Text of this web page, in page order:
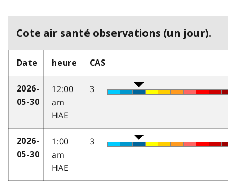
Cote air santé observations (un jour).
Date heure CAS
2026-
05-30
12:00
am
HAE
3
2026-
05-30
1:00
am
HAE
3